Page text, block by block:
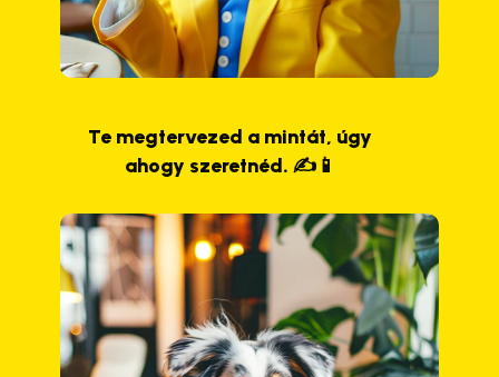
Te megtervezed a mintát, úgy
ahogy szeretnéd. ✍️📱